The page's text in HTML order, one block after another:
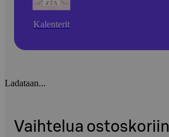
Kalenterit
Ladataan...
Vaihtelua ostoskoriin